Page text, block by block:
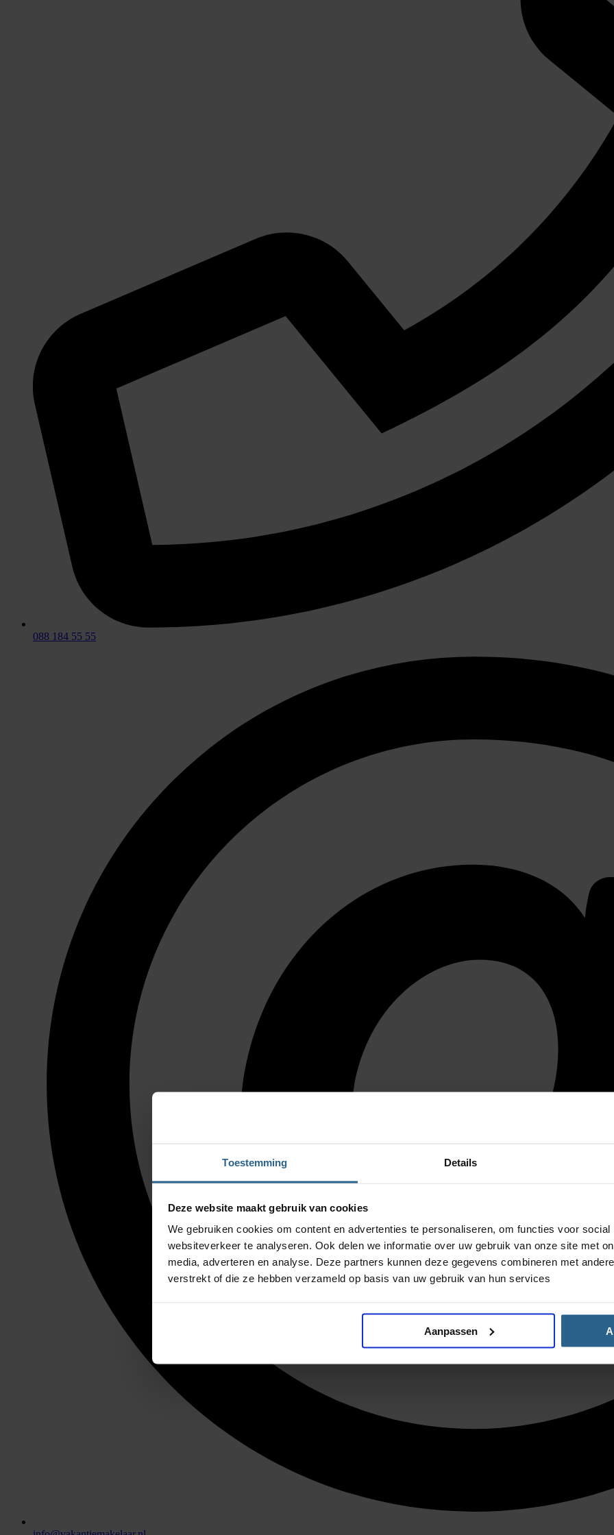
Toestemming Details
Deze website maakt gebruik van cookies
We gebruiken cookies om content en advertenties te personaliseren, om functies voor
websiteverkeer te analyseren. Ook delen we informatie over uw gebruik van onze site met
media, adverteren en analyse. Deze partners kunnen deze gegevens combineren met
verstrekt of die ze hebben verzameld op basis van uw gebruik van hun services
Aanpassen
088 184 55 55